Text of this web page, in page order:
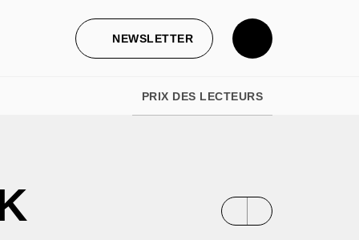
NEWSLETTER
PRIX DES LECTEURS